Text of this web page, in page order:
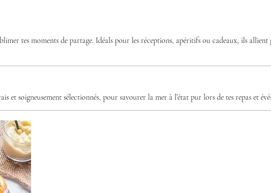
tes moments de partage. Idéals pour les réceptions, apéritifs ou cadeaux, ils
et soigneusement sélectionnés, pour savourer la mer à l’état pur lors de tes repas et